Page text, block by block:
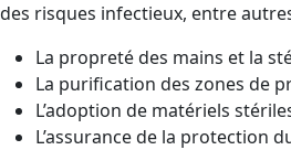
des risques infectieux, entre
La propreté des mains et la
La purification des zones de
L’adoption de matériels
L’assurance de la protection